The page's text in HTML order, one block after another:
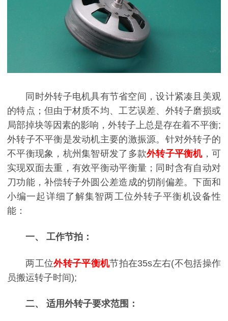
同时外转子电机具有节省空间，设计紧凑且美观
的特点；但由于材质不均、工艺误差、外转子磨损或
局部掉块等因素的影响，外转子上总是存在着不平衡;
外转子不平衡是发动机主要的激振源。针对外转子的
不平衡现象，杭州集智研发了多款外转子平衡机，可
实现双面去重，有效平衡动平衡量；同时含有自动对
刀功能，补偿转子外圆公差造成的切削偏差。下面和
小编一起详细了解集智两工位外转子平衡机设备性
能：
一、 工作节拍：
两工位外转子平衡机节拍在35s左右(不包括操作
员搬运转子时间);
二、 适用外转子要求范围：